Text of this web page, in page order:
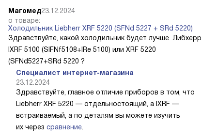
Магомед23.12.2024
о товаре:
Холодильник Liebherr XRF 5220 (SFNd 5227 + SRd 5220)
Здравствуйте, какой холодильник будет лучше Либхерр
IXRF 5100 (SIFNf5108+IRe 5100) или XRF 5220
(SFNd5227+SRd 5220 ?
Специалист интернет-магазина
23.12.2024
Здравствуйте, главное отличие приборов в том, что
Liebherr XRF 5220 — отдельностоящий, а IXRF —
встраиваемый, а по деталям вы можете изучить
их через сравнение